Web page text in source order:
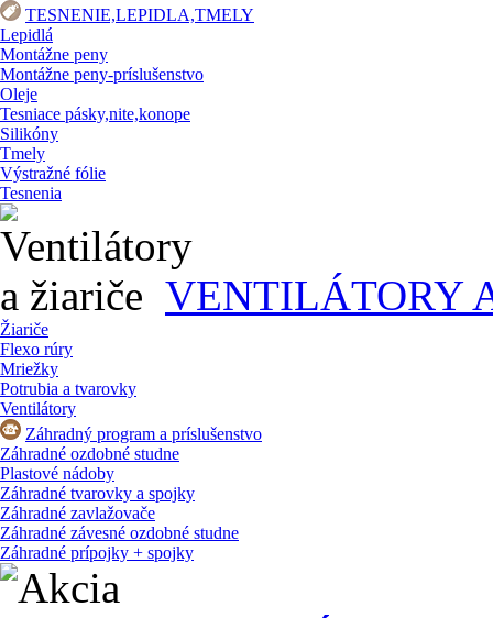
TESNENIE,LEPIDLA,TMELY
Lepidlá
Montážne peny
Montážne peny-príslušenstvo
Oleje
Tesniace pásky,nite,konope
Silikóny
Tmely
Výstražné fólie
Tesnenia
VENTILÁTORY
Žiariče
Flexo rúry
Mriežky
Potrubia a tvarovky
Ventilátory
Záhradný program a príslušenstvo
Záhradné ozdobné studne
Plastové nádoby
Záhradné tvarovky a spojky
Záhradné zavlažovače
Záhradné závesné ozdobné studne
Záhradné prípojky + spojky